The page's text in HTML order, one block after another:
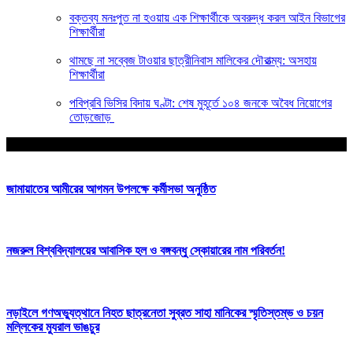
বক্তব্য মনঃপুত না হওয়ায় এক শিক্ষার্থীকে অবরুদ্ধ করল আইন বিভাগের
শিক্ষার্থীরা
থামছে না সব্বেজ টাওয়ার ছাত্রীনিবাস মালিকের দৌরাত্ম্য: অসহায়
শিক্ষার্থীরা
পবিপ্রবি ভিসির বিদায় ঘণ্টা: শেষ মুহূর্তে ১০৪ জনকে অবৈধ নিয়োগের
তোড়জোড়
জামায়াতের আমীরের আগমন উপলক্ষে কর্মীসভা অনুষ্ঠিত
নজরুল বিশ্ববিদ্যালয়ের আবাসিক হল ও বঙ্গবন্ধু স্কোয়ারের নাম পরিবর্তন!
নড়াইলে গণঅভ্যুত্থানে নিহত ছাত্রনেতা সুব্রত সাহা মানিকের স্মৃতিস্তম্ভ ও চয়ন
মল্লিকের ম্যুরাল ভাঙচুর